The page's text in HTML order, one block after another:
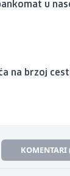
u
na brzoj
KOMENTARI